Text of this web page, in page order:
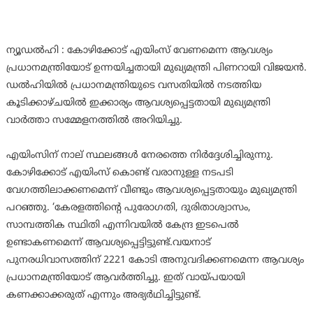
ന്യൂഡല്‍ഹി : കോഴിക്കോട് എയിംസ് വേണമെന്ന ആവശ്യം
പ്രധാനമന്ത്രിയോട് ഉന്നയിച്ചതായി മുഖ്യമന്ത്രി പിണറായി വിജയന്‍.
ഡല്‍ഹിയില്‍ പ്രധാനമന്ത്രിയുടെ വസതിയില്‍ നടത്തിയ
കൂടിക്കാഴ്ചയില്‍ ഇക്കാര്യം ആവശ്യപ്പെട്ടതായി മുഖ്യമന്ത്രി
വാര്‍ത്താ സമ്മേളനത്തില്‍ അറിയിച്ചു.
എയിംസിന് നാല് സ്ഥലങ്ങള്‍ നേരത്തെ നിര്‍ദ്ദേശിച്ചിരുന്നു.
കോഴിക്കോട് എയിംസ് കൊണ്ട് വരാനുള്ള നടപടി
വേഗത്തിലാക്കണമെന്ന് വീണ്ടും ആവശ്യപ്പെട്ടതായും മുഖ്യമന്ത്രി
പറഞ്ഞു. ‘കേരളത്തിന്റെ പുരോഗതി, ദുരിതാശ്വാസം,
സാമ്പത്തിക സ്ഥിതി എന്നിവയില്‍ കേന്ദ്ര ഇടപെല്‍
ഉണ്ടാകണമെന്ന് ആവശ്യപ്പെട്ടിട്ടുണ്ട്.വയനാട്
പുനരധിവാസത്തിന് 2221 കോടി അനുവദിക്കണമെന്ന ആവശ്യം
പ്രധാനമന്ത്രിയോട് ആവര്‍ത്തിച്ചു. ഇത് വായ്പയായി
കണക്കാക്കരുത് എന്നും അഭ്യര്‍ഥിച്ചിട്ടുണ്ട്.